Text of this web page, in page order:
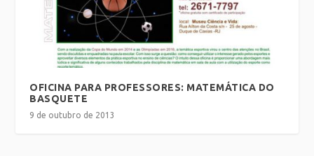
OFICINA PARA PROFESSORES: MATEMÁTICA DO
BASQUETE
9 de outubro de 2013